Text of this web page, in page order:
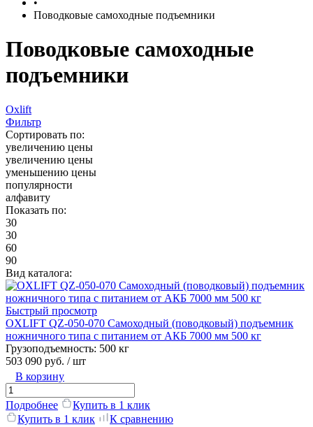
•
Поводковые самоходные подъемники
Поводковые самоходные
подъемники
Oxlift
Фильтр
Сортировать по:
увеличению цены
увеличению цены
уменьшению цены
популярности
алфавиту
Показать по:
30
30
60
90
Вид каталога:
Быстрый просмотр
OXLIFT QZ-050-070 Самоходный (поводковый) подъемник
ножничного типа с питанием от АКБ 7000 мм 500 кг
Грузоподъемность: 500 кг
503 090 руб. / шт
В корзину
Подробнее
Купить в 1 клик
Купить в 1 клик
К сравнению